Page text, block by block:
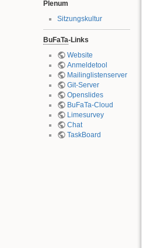
Plenum
Sitzungskultur
BuFaTa-Links
Website
Anmeldetool
Mailinglistenserver
Git-Server
Openslides
BuFaTa-Cloud
Limesurvey
Chat
TaskBoard